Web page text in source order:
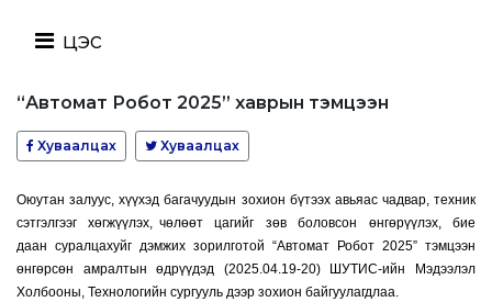
цэс
“Автомат Робот 2025” хаврын тэмцээн
Хуваалцах Хуваалцах
Оюутан залуус, хүүхэд багачуудын зохион бүтээх авьяас чадвар, техник
сэтгэлгээг хөгжүүлэх, чөлөөт цагийг зөв боловсон өнгөрүүлэх, бие
даан суралцахуйг дэмжих зорилготой “Автомат Робот 2025” тэмцээн
өнгөрсөн амралтын өдрүүдэд (2025.04.19-20) ШУТИС-ийн Мэдээлэл
Холбооны, Технологийн сургууль дээр зохион байгуулагдлаа.